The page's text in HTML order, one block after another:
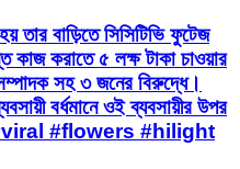
তার বাড়িতে সিসিটিভি ফুটেজ
করাতে ৫ লক্ষ টাকা চাওয়ার
সহ ৩ জনের বিরুদ্ধে।
বর্ধমানে ওই ব্যবসায়ীর উপর
#viral #flowers #hilight